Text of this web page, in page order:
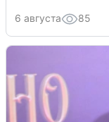
6 августа 85